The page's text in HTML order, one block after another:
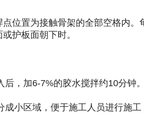
置为接触骨架的全部空格内。
护板面朝下时。
加6-7%的胶水搅拌约10分钟。
区域，便于施工人员进行施工